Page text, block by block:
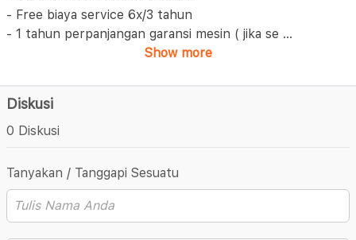
- Free biaya service 6x/3 tahun
- 1 tahun perpanjangan garansi mesin ( jika se ...
Show more
Diskusi
0 Diskusi
Tanyakan / Tanggapi Sesuatu